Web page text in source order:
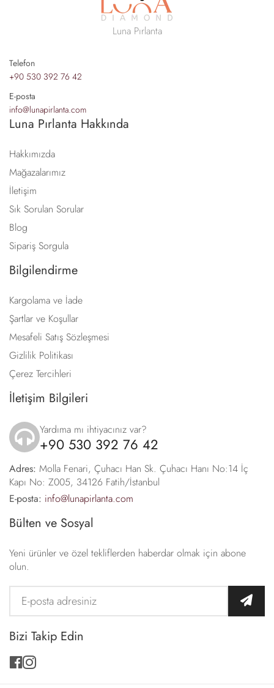
Luna Pırlanta
Telefon
+90 530 392 76 42
E-posta
info@lunapirlanta.com
Luna Pırlanta Hakkında
Hakkımızda
Mağazalarımız
İletişim
Sık Sorulan Sorular
Blog
Sipariş Sorgula
Bilgilendirme
Kargolama ve İade
Şartlar ve Koşullar
Mesafeli Satış Sözleşmesi
Gizlilik Politikası
Çerez Tercihleri
İletişim Bilgileri
icon
Yardıma mı ihtiyacınız var?
+90 530 392 76 42
Adres: Molla Fenari, Çuhacı Han Sk. Çuhacı Hanı No:14 İç
Kapı No: Z005, 34126 Fatih/İstanbul
E-posta: info@lunapirlanta.com
Bülten ve Sosyal
Yeni ürünler ve özel tekliflerden haberdar olmak için abone
olun.
Bizi Takip Edin
facebook
instagram